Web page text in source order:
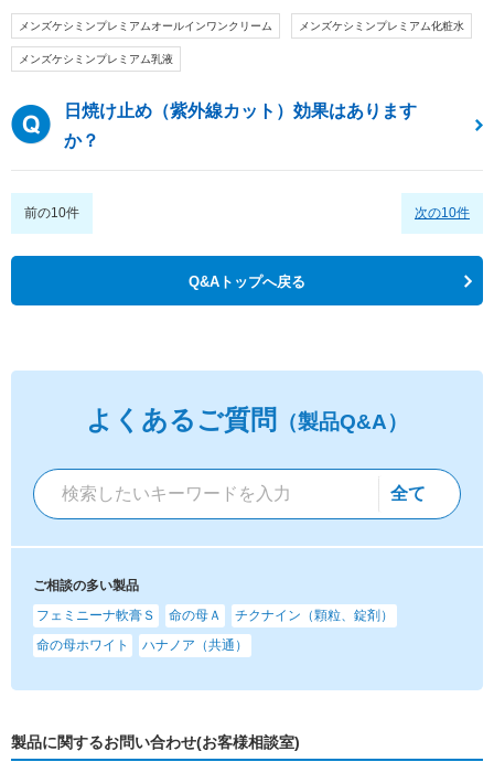
メンズケシミンプレミアムオールインワンクリーム メンズケシミンプレミアム化粧水
メンズケシミンプレミアム乳液
日焼け止め（紫外線カット）効果はあります
か？
前の10件 次の10件
Q&Aトップへ戻る
よくあるご質問 （製品Q&A）
ご相談の多い製品
フェミニーナ軟膏Ｓ
命の母Ａ
チクナイン（顆粒、錠剤）
命の母ホワイト
ハナノア（共通）
製品に関するお問い合わせ(お客様相談室)